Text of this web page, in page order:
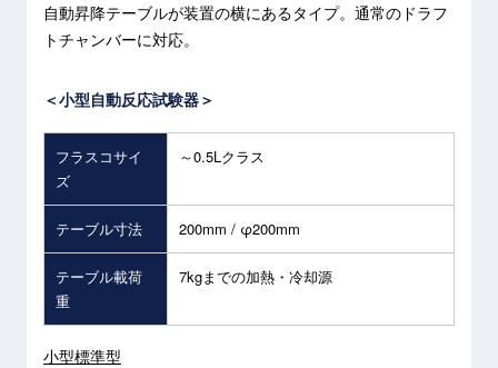
自動昇降テーブルが装置の横にあるタイプ。通常のドラフ
トチャンバーに対応。
＜小型自動反応試験器＞
フラスコサイ
ズ
～0.5Lクラス
テーブル寸法 200mm / φ200mm
テーブル載荷
重
7kgまでの加熱・冷却源
小型標準型